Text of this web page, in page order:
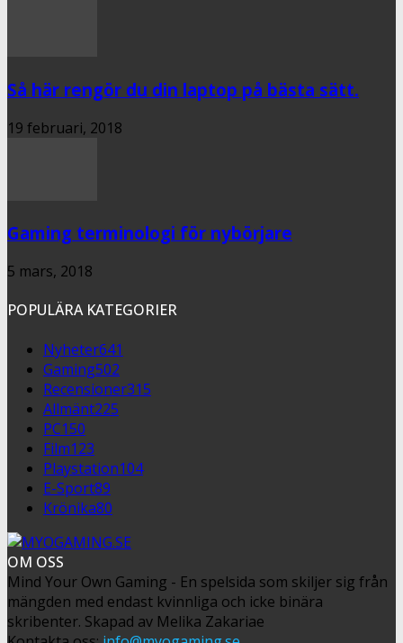
Så här rengör du din laptop på bästa sätt.
19 februari, 2018
Gaming terminologi för nybörjare
5 mars, 2018
POPULÄRA KATEGORIER
Nyheter641
Gaming502
Recensioner315
Allmänt225
PC150
Film123
Playstation104
E-Sport89
Krönika80
OM OSS
Mind Your Own Gaming - En spelsida som skiljer sig från
mängden med endast kvinnliga och icke binära
skribenter. Skapad av Melika Zakariae